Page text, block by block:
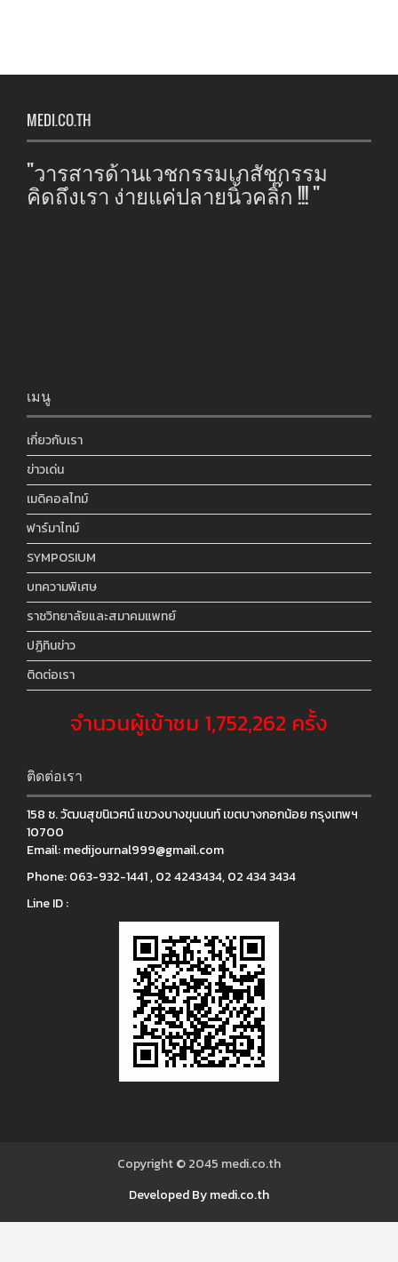
MEDI.CO.TH
"วารสารด้านเวชกรรมเภสัชกรรม
คิดถึงเรา ง่ายแค่ปลายนิ้วคลิ๊ก !!! "
เมนู
เกี่ยวกับเรา
ข่าวเด่น
เมดิคอลไทม์
ฟาร์มาไทม์
SYMPOSIUM
บทความพิเศษ
ราชวิทยาลัยและสมาคมแพทย์
ปฏิทินข่าว
ติดต่อเรา
จำนวนผู้เข้าชม 1,752,262 ครั้ง
ติดต่อเรา
158 ซ. วัฒนสุขนิเวศน์ แขวงบางขุนนนท์ เขตบางกอกน้อย กรุงเทพฯ
10700
Email:medijournal999@gmail.com
Phone:063-932-1441 , 02 4243434, 02 434 3434
Line ID :
Copyright © 2045 medi.co.th
Developed By medi.co.th